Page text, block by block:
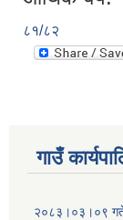
८१/८२
गाउँ
२०८३।०३।०९